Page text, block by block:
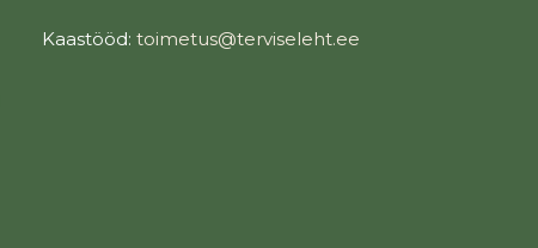
Kaastööd:toimetus@terviseleht.ee